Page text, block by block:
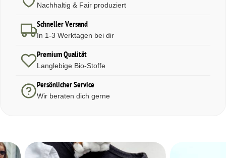
Nachhaltig & Fair produziert
Schneller Versand
In 1-3 Werktagen bei dir
Premium Qualität
Langlebige Bio-Stoffe
Persönlicher Service
Wir beraten dich gerne